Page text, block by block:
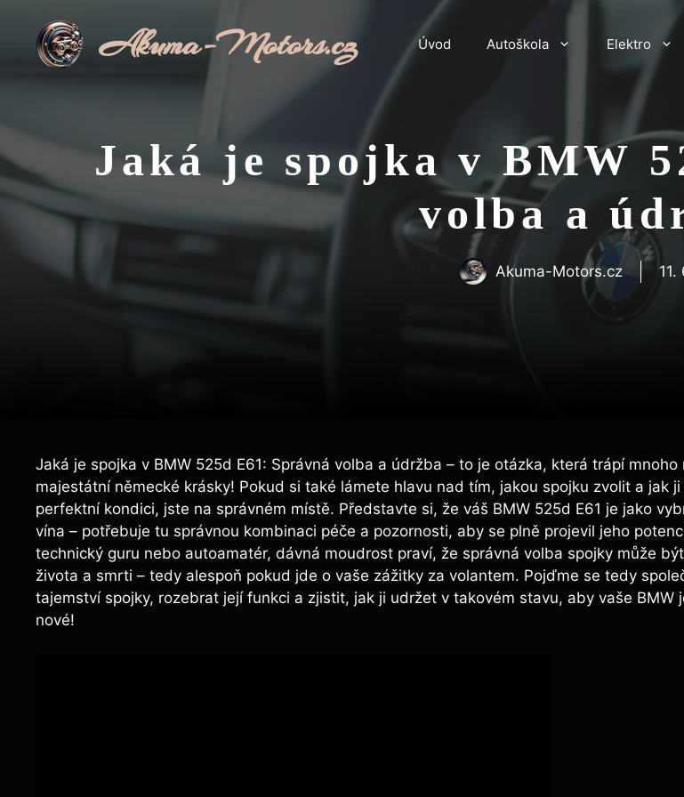
obsah
Akuma-Motors.cz Úvod Autoškola Elektro
Jaká je spojka v BMW
volba a
Akuma-Motors.cz
Jaká je spojka v BMW 525d E61: Správná volba a údržba – to je otázka, která trápí
majestátní německé krásky! Pokud si také lámete hlavu nad tím, jakou spojku zvolit a jak
perfektní kondici, jste na správném místě. Představte si, že váš BMW 525d E61 je jako
vína – potřebuje tu správnou kombinaci péče a pozornosti, aby se plně projevil jeho
technický guru nebo autoamatér, dávná moudrost praví, že správná volba spojky může
života a smrti – tedy alespoň pokud jde o vaše zážitky za volantem. Pojďme se tedy
tajemství spojky, rozebrat její funkci a zjistit, jak ji udržet v takovém stavu, aby vaše BMW
nové!